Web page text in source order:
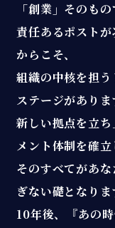
「創業」そのもの
責任あるポスト
からこそ、
組織の中核を担
ステージがありま
新しい拠点を立
メント体制を確立
そのすべてがあ
ぎない礎となりま
10年後、『あの